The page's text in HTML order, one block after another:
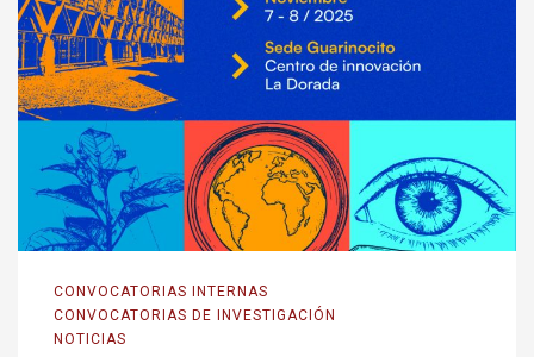
CONVOCATORIAS INTERNAS
CONVOCATORIAS DE INVESTIGACIÓN
NOTICIAS